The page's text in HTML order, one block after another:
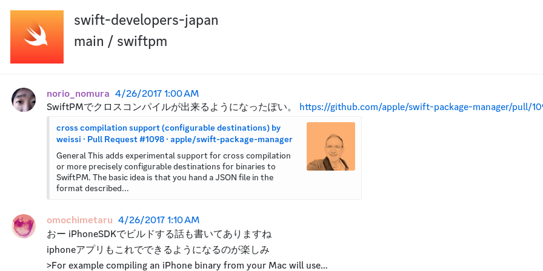
swift-developers-japan
main / swiftpm
norio_nomura 4/26/2017 1:00 AM
SwiftPMでクロスコンパイルが出来るようになったぽい。 https://github.com/apple/swift-package-manager/pull/
cross compilation support (configurable destinations) by
weissi · Pull Request #1098 · apple/swift-package-manager
General This adds experimental support for cross compilation
or more precisely configurable destinations for binaries to
SwiftPM. The basic idea is that you hand a JSON file in the
format described...
omochimetaru 4/26/2017 1:10 AM
おー iPhoneSDKでビルドする話も書いてありますね
iphoneアプリもこれでできるようになるのが楽しみ
>For example compiling an iPhone binary from your Mac will use…